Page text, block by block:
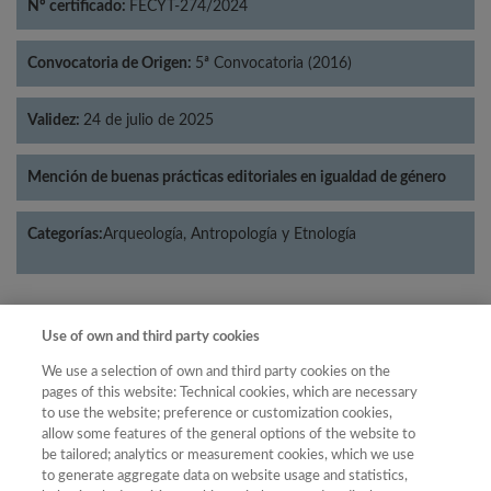
Nº certificado: FECYT-274/2024
Convocatoria de Origen: 5ª Convocatoria (2016)
Validez: 24 de julio de 2025
Mención de buenas prácticas editoriales en igualdad de género
Categorías:Arqueología, Antropología y Etnología
Año
Año Filtrar
Use of own and third party cookies
We use a selection of own and third party cookies on the
pages of this website: Technical cookies, which are necessary
to use the website; preference or customization cookies,
allow some features of the general options of the website to
be tailored; analytics or measurement cookies, which we use
to generate aggregate data on website usage and statistics,